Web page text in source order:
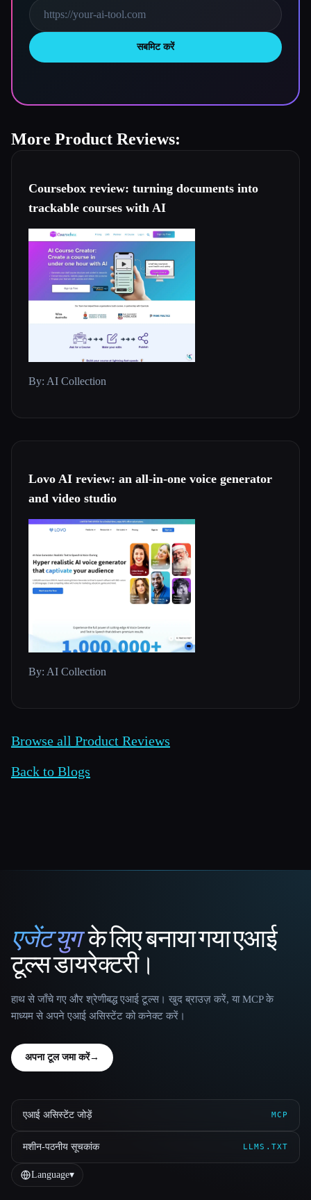
सबमिट करें
More Product Reviews:
Coursebox review: turning documents into
trackable courses with AI
By: AI Collection
Lovo AI review: an all-in-one voice generator
and video studio
By: AI Collection
Browse all Product Reviews
Back to Blogs
That AI Collection
एजेंट युगके लिए बनाया गया एआई
टूल्स डायरेक्टरी।
हाथ से जाँचे गए और श्रेणीबद्ध एआई टूल्स। खुद ब्राउज़ करें, या MCP के
माध्यम से अपने एआई असिस्टेंट को कनेक्ट करें।
अपना टूल जमा करें→
एआई असिस्टेंट जोड़ें MCP
मशीन-पठनीय सूचकांक LLMS.TXT
Language▾